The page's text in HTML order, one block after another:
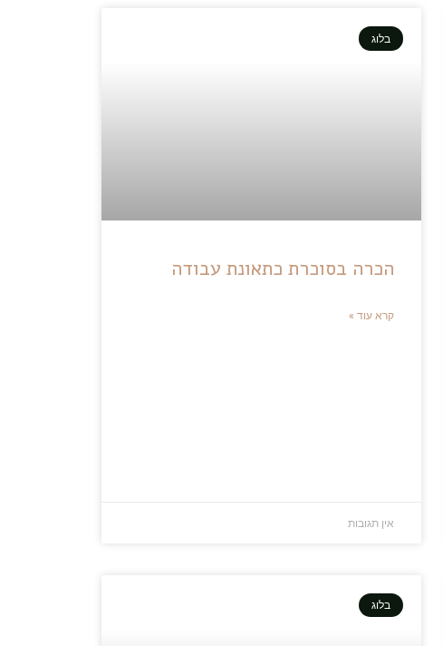
בלוג
הכרה בסוכרת כתאונת עבודה
קרא עוד »
אין תגובות
בלוג